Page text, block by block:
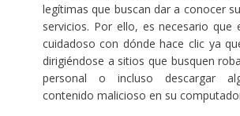
legítimas que buscan dar a conocer
servicios. Por ello, es necesario que
cuidadoso con dónde hace clic ya
dirigiéndose a sitios que busquen
personal o incluso descargar
contenido malicioso en su